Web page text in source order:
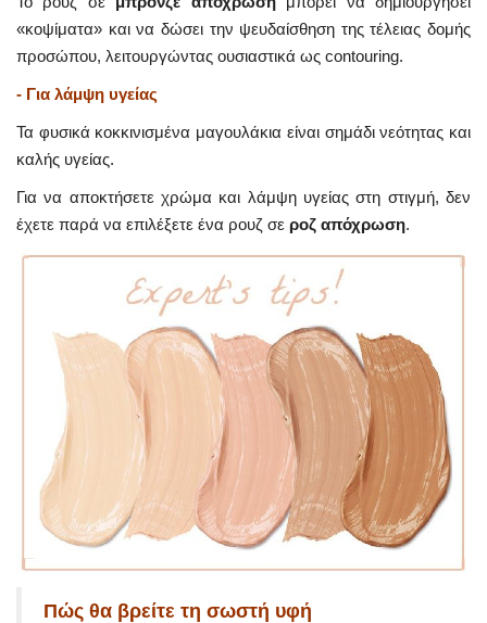
«κοψίματα» και να δώσει την ψευδαίσθηση της τέλειας δομής
προσώπου, λειτουργώντας ουσιαστικά ως contouring.
- Για λάμψη υγείας
Τα φυσικά κοκκινισμένα μαγουλάκια είναι σημάδι νεότητας και
καλής υγείας.
Για να αποκτήσετε χρώμα και λάμψη υγείας στη στιγμή, δεν
έχετε παρά να επιλέξετε ένα ρουζ σε ροζ απόχρωση.
Πώς θα βρείτε τη σωστή υφή